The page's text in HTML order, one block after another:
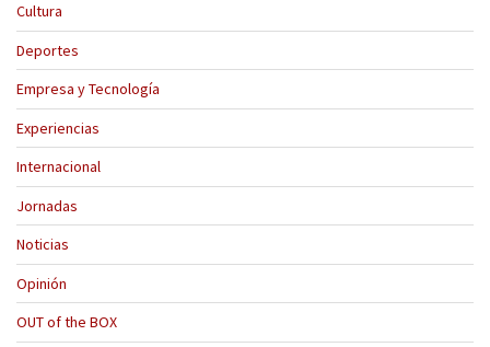
Cultura
Deportes
Empresa y Tecnología
Experiencias
Internacional
Jornadas
Noticias
Opinión
OUT of the BOX